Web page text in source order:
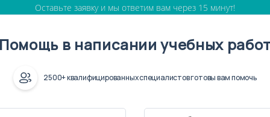
Оставьте заявку и мы ответим вам через 15 минут!
в написании учебных работ
2500+ квалифицированных специалистов готовы вам помочь